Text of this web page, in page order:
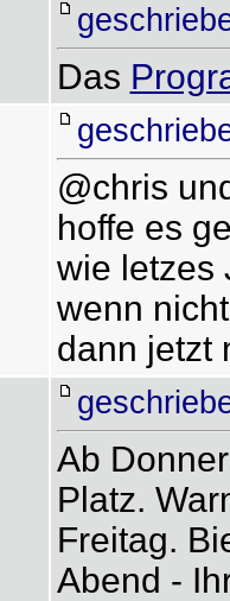
Das
@chris
hoffe es
wie letzes
wenn
dann jetzt
Ab
Platz.
Freitag.
Abend -